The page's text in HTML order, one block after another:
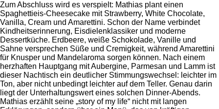
Zum Abschluss wird es verspielt: Mathias plant einen
Spaghettieis-Cheesecake mit Strawberry, White Chocolate,
Vanilla, Cream und Amarettini. Schon der Name verbindet
Kindheitserinnerung, Eisdielenklassiker und moderne
Dessertküche. Erdbeere, weiße Schokolade, Vanille und
Sahne versprechen Süße und Cremigkeit, während Amarettini
für Knusper und Mandelaroma sorgen können. Nach einem
herzhaften Hauptgang mit Aubergine, Parmesan und Lamm ist
dieser Nachtisch ein deutlicher Stimmungswechsel: leichter im
Ton, aber nicht unbedingt leichter auf dem Teller. Genau darin
liegt der Unterhaltungswert eines solchen Dinner-Abends.
Mathias erzählt seine „story of my life“ nicht mit langen